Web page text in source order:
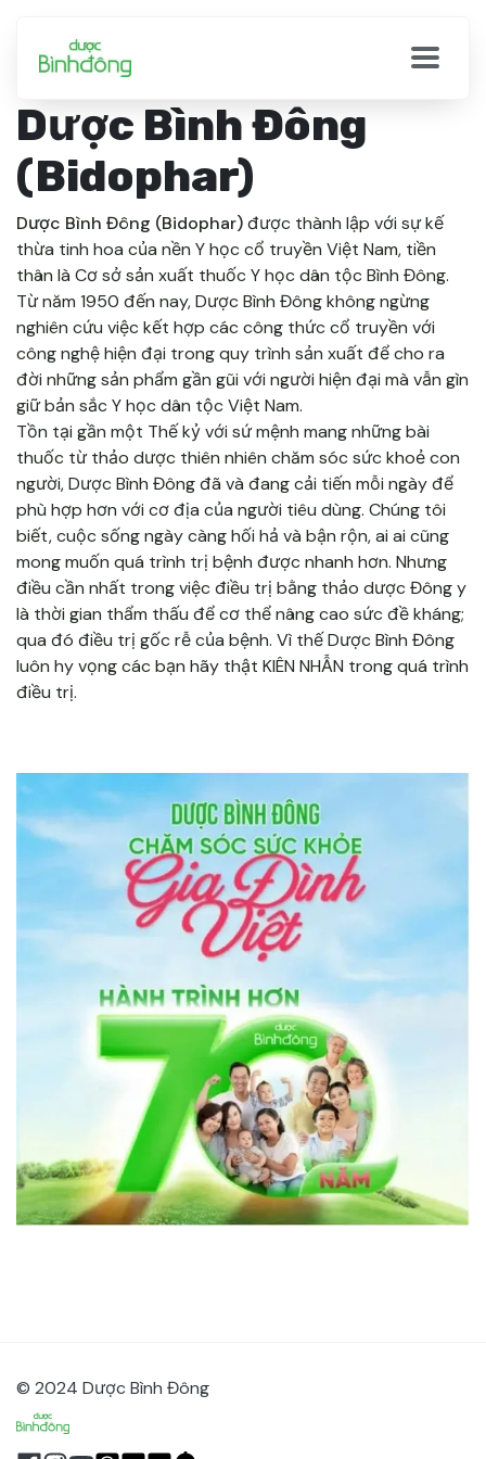
Dược Bình Đông
(Bidophar)
Dược Bình Đông (Bidophar)được thành lập với sự kế
thừa tinh hoa của nền Y học cổ truyền Việt Nam, tiền
thân là Cơ sở sản xuất thuốc Y học dân tộc Bình Đông.
Từ năm 1950 đến nay, Dược Bình Đông không ngừng
nghiên cứu việc kết hợp các công thức cổ truyền với
công nghệ hiện đại trong quy trình sản xuất để cho ra
đời những sản phẩm gần gũi với người hiện đại mà vẫn gìn
giữ bản sắc Y học dân tộc Việt Nam.
Tồn tại gần một Thế kỷ với sứ mệnh mang những bài
thuốc từ thảo dược thiên nhiên chăm sóc sức khoẻ con
người, Dược Bình Đông đã và đang cải tiến mỗi ngày để
phù hợp hơn với cơ địa của người tiêu dùng. Chúng tôi
biết, cuộc sống ngày càng hối hả và bận rộn, ai ai cũng
mong muốn quá trình trị bệnh được nhanh hơn. Nhưng
điều cần nhất trong việc điều trị bằng thảo dược Đông y
là thời gian thẩm thấu để cơ thể nâng cao sức đề kháng;
qua đó điều trị gốc rễ của bệnh. Vì thế Dược Bình Đông
luôn hy vọng các bạn hãy thật KIÊN NHẪN trong quá trình
điều trị.
© 2024 Dược Bình Đông